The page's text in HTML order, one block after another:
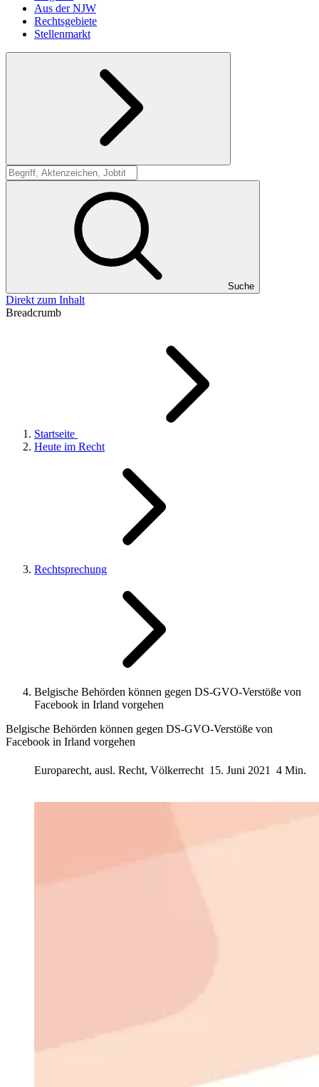
Aus der NJW
Rechtsgebiete
Stellenmarkt
Suche
Suche
Direkt zum Inhalt
Breadcrumb
Startseite
Heute im Recht
Rechtsprechung
Belgische Behörden können gegen DS-GVO-Verstöße von
Facebook in Irland vorgehen
Belgische Behörden können gegen DS-GVO-Verstöße von
Facebook in Irland vorgehen
Europarecht, ausl. Recht, Völkerrecht 15. Juni 2021 4 Min.